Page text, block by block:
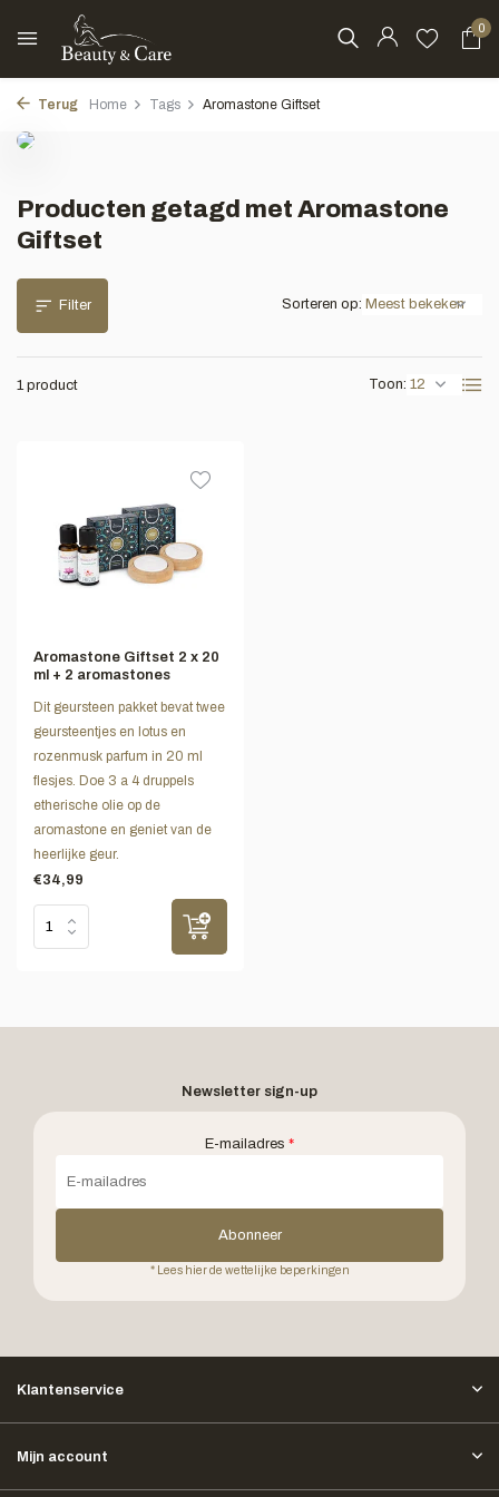
0
Terug Home Tags Aromastone Giftset
Producten getagd met Aromastone
Giftset
Filter
1 product Toon:
Sorteren op:
Aromastone Giftset 2 x 20
ml + 2 aromastones
Dit geursteen pakket bevat twee
geursteentjes en lotus en
rozenmusk parfum in 20 ml
flesjes. Doe 3 a 4 druppels
etherische olie op de
aromastone en geniet van de
heerlijke geur.
€34,99
Newsletter sign-up
E-mailadres *
Abonneer
* Lees hier de wettelijke beperkingen
Klantenservice
Mijn account